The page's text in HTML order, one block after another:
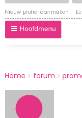
Nieuw profiel aanmaken
Hoofdmenu
BREADCRUMBS
You
here:
Home forum